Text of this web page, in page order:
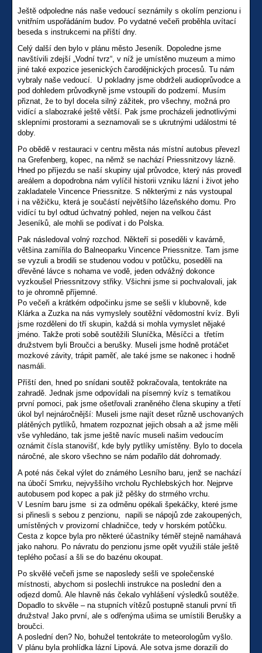
Ještě odpoledne nás naše vedoucí seznámily s okolím penzionu i
vnitřním uspořádáním budov. Po vydatné večeři proběhla uvítací
beseda s instrukcemi na příští dny.
Celý další den bylo v plánu město Jeseník. Dopoledne jsme
navštívili zdejší „Vodní tvrz“, v níž je umístěno muzeum a mimo
jiné také expozice jesenických čarodějnických procesů. Tu nám
vybraly naše vedoucí. U pokladny jsme obdrželi audioprůvodce a
pod dohledem průvodkyně jsme vstoupili do podzemí. Musím
přiznat, že to byl docela silný zážitek, pro všechny, možná pro
vidící a slabozraké ještě větší. Pak jsme procházeli jednotlivými
sklepními prostorami a seznamovali se s ukrutnými událostmi té
doby.
Po obědě v restauraci v centru města nás místní autobus převezl
na Grefenberg, kopec, na němž se nachází Priessnitzovy lázně.
Hned po příjezdu se naší skupiny ujal průvodce, který nás provedl
areálem a dopodrobna nám vylíčil historii vzniku lázní i život jeho
zakladatele Vincence Priessnitze. S některými z nás vystoupal
i na věžičku, která je součástí největšího lázeňského domu. Pro
vidící tu byl odtud úchvatný pohled, nejen na velkou část
Jeseníků, ale mohli se podívat i do Polska.
Pak následoval volný rozchod. Někteří si poseděli v kavárně,
většina zamířila do Balneoparku Vincence Priessnitze. Tam jsme
se vyzuli a brodili se studenou vodou v potůčku, poseděli na
dřevěné lávce s nohama ve vodě, jeden odvážný dokonce
vyzkoušel Priessnitzovy střiky. Všichni jsme si pochvalovali, jak
to je ohromně příjemné.
Po večeři a krátkém odpočinku jsme se sešli v klubovně, kde
Klárka a Zuzka na nás vymyslely soutěžní vědomostní kvíz. Byli
jsme rozděleni do tří skupin, každá si mohla vymyslet nějaké
jméno. Takže proti sobě soutěžili Sluníčka, Měsíčci a třetím
družstvem byli Broučci a berušky. Museli jsme hodně protáčet
mozkové závity, trápit paměť, ale také jsme se nakonec i hodně
nasmáli.
Příští den, hned po snídani soutěž pokračovala, tentokráte na
zahradě. Jednak jsme odpovídali na písemný kvíz s tematikou
první pomoci, pak jsme ošetřovali zraněného člena skupiny a třetí
úkol byl nejnáročnější: Museli jsme najít deset různě uschovaných
plátěných pytlíků, hmatem rozpoznat jejich obsah a až jsme měli
vše vyhledáno, tak jsme ještě navíc museli našim vedoucím
oznámit čísla stanovišť, kde byly pytlíky umístěny. Bylo to docela
náročné, ale skoro všechno se nám podařilo dát dohromady.
A poté nás čekal výlet do známého Lesního baru, jenž se nachází
na úbočí Smrku, nejvyššího vrcholu Rychlebských hor. Nejprve
autobusem pod kopec a pak již pěšky do strmého vrchu.
V Lesním baru jsme si za odměnu opékali špekáčky, které jsme
si přinesli s sebou z penzionu, napili se nápojů zde zakoupených,
umístěných v provizorní chladničce, tedy v horském potůčku.
Cesta z kopce byla pro některé účastníky téměř stejně namáhavá
jako nahoru. Po návratu do penzionu jsme opět využili stále ještě
teplého počasí a šli se do bazénu okoupat.
Po skvělé večeři jsme se naposledy sešli ve společenské
místnosti, abychom si poslechli instrukce na poslední den a
odjezd domů. Ale hlavně nás čekalo vyhlášení výsledků soutěže.
Dopadlo to skvěle – na stupních vítězů postupně stanuli první tři
družstva! Jako první, ale s odřenýma ušima se umístili Berušky a
broučci.
A poslední den? No, bohužel tentokráte to meteorologům vyšlo.
V plánu byla prohlídka lázní Lipová. Ale sotva jsme dorazili do